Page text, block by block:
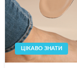
ЦІКАВО ЗНАТИ